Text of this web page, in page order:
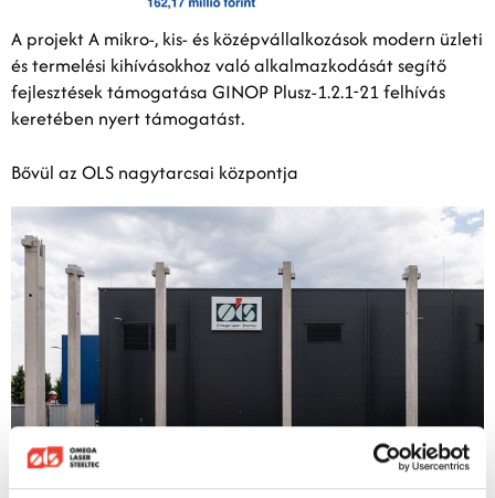
A projekt A mikro-, kis- és középvállalkozások modern üzleti
és termelési kihívásokhoz való alkalmazkodását segítő
fejlesztések támogatása GINOP Plusz-1.2.1-21 felhívás
keretében nyert támogatást.
Bővül az OLS nagytarcsai központja